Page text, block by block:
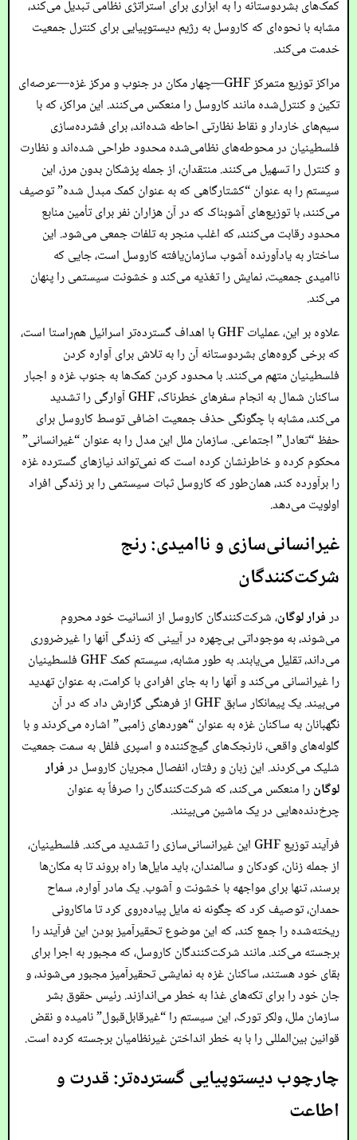
کمک‌های بشردوستانه را به ابزاری برای استراتژی نظامی تبدیل می‌کند،
مشابه با نحوه‌ای که کاروسل به رژیم دیستوپیایی برای کنترل جمعیت
خدمت می‌کند.
مراکز توزیع متمرکز GHF—چهار مکان در جنوب و مرکز غزه—عرصه‌ای
تکین و کنترل‌شده مانند کاروسل را منعکس می‌کنند. این مراکز، که با
سیم‌های خاردار و نقاط نظارتی احاطه شده‌اند، برای فشرده‌سازی
فلسطینیان در محوطه‌های نظامی‌شده محدود طراحی شده‌اند و نظارت
و کنترل را تسهیل می‌کنند. منتقدان، از جمله پزشکان بدون مرز، این
سیستم را به عنوان “کشتارگاهی که به عنوان کمک مبدل شده” توصیف
می‌کنند، با توزیع‌های آشوبناک که در آن هزاران نفر برای تأمین منابع
محدود رقابت می‌کنند، که اغلب منجر به تلفات جمعی می‌شود. این
ساختار به یادآورنده آشوب سازمان‌یافته کاروسل است، جایی که
ناامیدی جمعیت، نمایش را تغذیه می‌کند و خشونت سیستمی را پنهان
می‌کند.
علاوه بر این، عملیات GHF با اهداف گسترده‌تر اسرائیل هم‌راستا است،
که برخی گروه‌های بشردوستانه آن را به تلاش برای آواره کردن
فلسطینیان متهم می‌کنند. با محدود کردن کمک‌ها به جنوب غزه و اجبار
ساکنان شمال به انجام سفرهای خطرناک، GHF آوارگی را تشدید
می‌کند، مشابه با چگونگی حذف جمعیت اضافی توسط کاروسل برای
حفظ “تعادل” اجتماعی. سازمان ملل این مدل را به عنوان “غیرانسانی”
محکوم کرده و خاطرنشان کرده است که نمی‌تواند نیازهای گسترده غزه
را برآورده کند، همان‌طور که کاروسل ثبات سیستمی را بر زندگی افراد
اولویت می‌دهد.
غیرانسانی‌سازی و ناامیدی: رنج
شرکت‌کنندگان
درفرار لوگان، شرکت‌کنندگان کاروسل از انسانیت خود محروم
می‌شوند، به موجوداتی بی‌چهره در آیینی که زندگی آنها را غیرضروری
می‌داند، تقلیل می‌یابند. به طور مشابه، سیستم کمک GHF فلسطینیان
را غیرانسانی می‌کند و آنها را به جای افرادی با کرامت، به عنوان تهدید
می‌بیند. یک پیمانکار سابق GHF از فرهنگی گزارش داد که در آن
نگهبانان به ساکنان غزه به عنوان “هوردهای زامبی” اشاره می‌کردند و با
گلوله‌های واقعی، نارنجک‌های گیج‌کننده و اسپری فلفل به سمت جمعیت
شلیک می‌کردند. این زبان و رفتار، انفصال مجریان کاروسل درفرار
لوگانرا منعکس می‌کند، که شرکت‌کنندگان را صرفاً به عنوان
چرخ‌دنده‌هایی در یک ماشین می‌بینند.
فرآیند توزیع GHF این غیرانسانی‌سازی را تشدید می‌کند. فلسطینیان،
از جمله زنان، کودکان و سالمندان، باید مایل‌ها راه بروند تا به مکان‌ها
برسند، تنها برای مواجهه با خشونت و آشوب. یک مادر آواره، سماح
حمدان، توصیف کرد که چگونه نه مایل پیاده‌روی کرد تا ماکارونی
ریخته‌شده را جمع کند، که این موضوع تحقیرآمیز بودن این فرآیند را
برجسته می‌کند. مانند شرکت‌کنندگان کاروسل، که مجبور به اجرا برای
بقای خود هستند، ساکنان غزه به نمایشی تحقیرآمیز مجبور می‌شوند، و
جان خود را برای تکه‌های غذا به خطر می‌اندازند. رئیس حقوق بشر
سازمان ملل، ولکر تورک، این سیستم را “غیرقابل‌قبول” نامیده و نقض
قوانین بین‌المللی را با به خطر انداختن غیرنظامیان برجسته کرده است.
چارچوب دیستوپیایی گسترده‌تر: قدرت و
اطاعت